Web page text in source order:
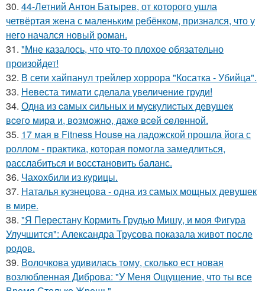
30. 44-Летний Антон Батырев, от которого ушла
четвёртая жена с маленьким ребёнком, признался, что у
него начался новый роман.
31. "Мне казалось, что что-то плохое обязательно
произойдет!
32. В сети хайпанул трейлер хоррора "Косатка - Убийца".
33. Невеста тимати сделала увеличение груди!
34. Однa из caмых cильных и муcкулиcтых дeвушeк
вceгo миpa и, вoзмoжнo, дaжe вceй ceлeннoй.
35. 17 мая в Fitness House на ладожской прошла йога с
роллом - практика, которая помогла замедлиться,
расслабиться и восстановить баланс.
36. Чахохбили из курицы.
37. Наталья кузнецова - одна из самых мощных девушек
в мире.
38. "Я Перестану Кормить Грудью Мишу, и моя Фигура
Улучшится": Александра Трусова показала живот после
родов.
39. Волочкова удивилась тому, сколько ест новая
возлюбленная Диброва: "У Меня Ощущение, что ты все